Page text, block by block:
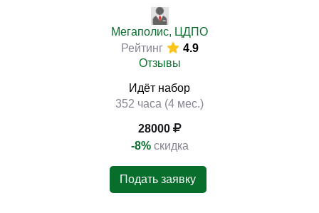
Мегаполис, ЦДПО
Рейтинг
4.9
Отзывы
Идёт набор
352 часа (4 мес.)
28000
-8% скидка
Подать заявку